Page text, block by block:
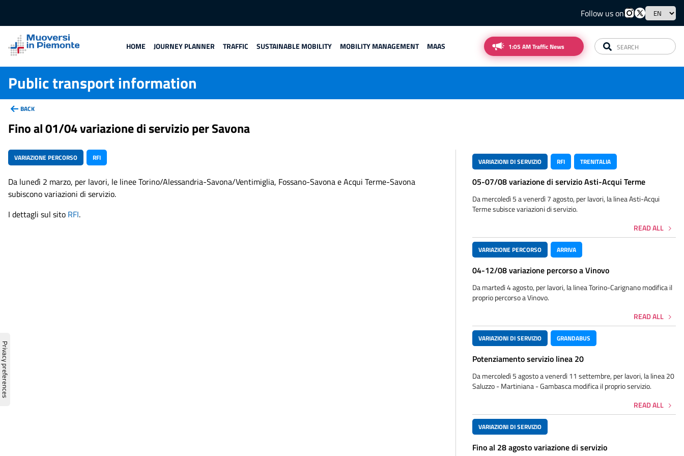
Follow us on
HOME JOURNEY PLANNER TRAFFIC SUSTAINABLE MOBILITY MOBILITY MANAGEMENT MAAS 1:05 AM Traffic News
Public transport information
BACK
Fino al 01/04 variazione di servizio per Savona
VARIAZIONE PERCORSO RFI
Da lunedì 2 marzo, per lavori, le linee Torino/Alessandria-Savona/Ventimiglia, Fossano-Savona e Acqui Terme-Savona
subiscono variazioni di servizio.
I dettagli sul sito RFI.
VARIAZIONI DI SERVIZIO RFI TRENITALIA
05-07/08 variazione di servizio Asti-Acqui Terme
Da mercoledì 5 a venerdì 7 agosto, per lavori, la linea Asti-Acqui
Terme subisce variazioni di servizio.
READ ALL
VARIAZIONE PERCORSO ARRIVA
04-12/08 variazione percorso a Vinovo
Da martedì 4 agosto, per lavori, la linea Torino-Carignano modifica il
proprio percorso a Vinovo.
READ ALL
VARIAZIONI DI SERVIZIO GRANDABUS
Potenziamento servizio linea 20
Da mercoledì 5 agosto a venerdì 11 settembre, per lavori, la linea 20
Saluzzo - Martiniana - Gambasca modifica il proprio servizio.
READ ALL
VARIAZIONI DI SERVIZIO
Fino al 28 agosto variazione di servizio